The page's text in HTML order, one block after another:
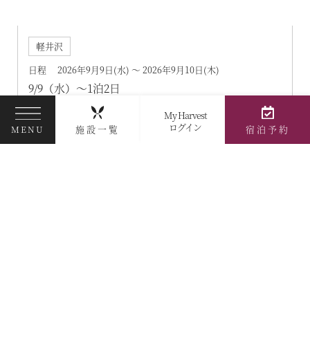
MENU 施設一覧
My Harvest
ログイン
宿泊予約
軽井沢
日程 2026年9月9日(水) ～ 2026年9月10日(木)
9/9（水）～1泊2日
世界有数の山岳観光ルート立山黒部
夏の終わり感動の「室堂」初級者向けハイキング